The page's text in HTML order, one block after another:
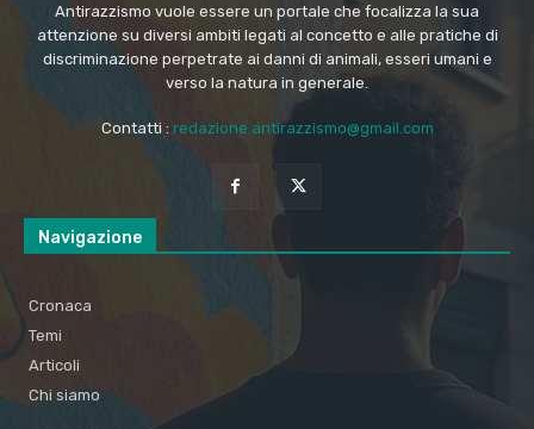
Antirazzismo vuole essere un portale che focalizza la sua
attenzione su diversi ambiti legati al concetto e alle pratiche di
discriminazione perpetrate ai danni di animali, esseri umani e
verso la natura in generale.
Contatti : redazione.antirazzismo@gmail.com
Navigazione
Cronaca
Temi
Articoli
Chi siamo